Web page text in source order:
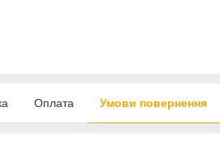
Оплата Умови повернення